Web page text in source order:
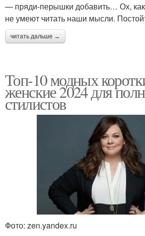
— пряди-перышки добавить… Ох, как
не умеют читать наши мысли.
читать дальше →
Топ-10 модных
женские 2024 для
стилистов
Фото: zen.yandex.ru